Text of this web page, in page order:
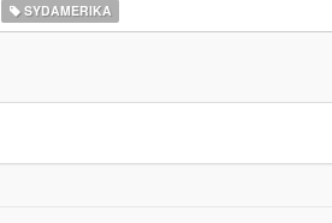
SYDAMERIKA